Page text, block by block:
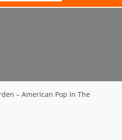
– American Pop In The